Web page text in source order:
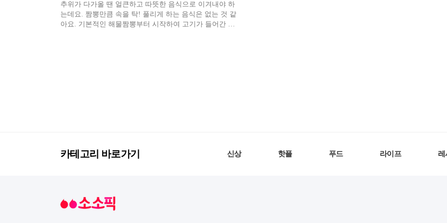
추위가 다가올 땐 얼큰하고 따뜻한 음식으로 이겨내야 하
는데요. 짬뽕만큼 속을 탁! 풀리게 하는 음식은 없는 것 같
아요. 기본적인 해물짬뽕부터 시작하여 고기가 들어간 차
카테고리 바로가기 신상 핫플 푸드 라이프 레